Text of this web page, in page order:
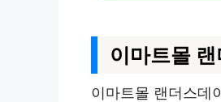
이마트몰
이마트몰 랜더스데